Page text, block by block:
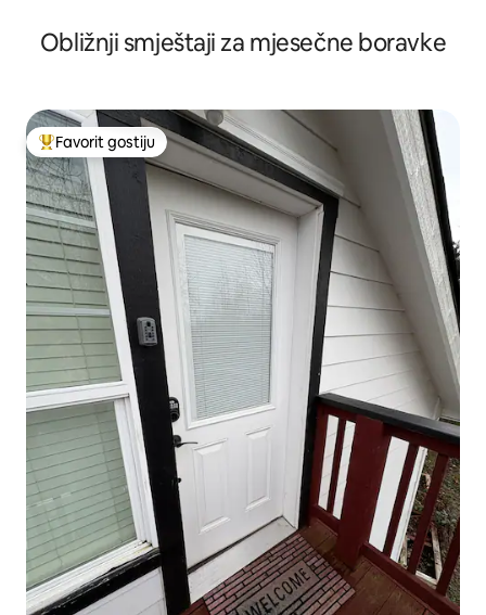
Obližnji smještaji za mjesečne boravke
Glavni favorit gostiju
Favorit gostiju